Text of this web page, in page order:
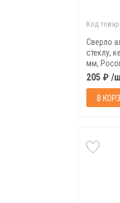
Код
Сверло
стеклу,
мм,
205 ₽ /
В